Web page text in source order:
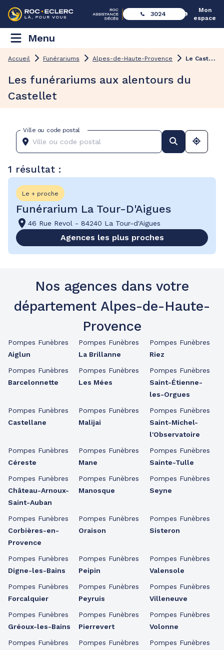
3024
Mon
espace
Menu
Accueil Funérariums Alpes-de-Haute-Provence L
e Castellet
Les funérariums aux alentours du
Castellet
Ville ou code postal
1 résultat :
Le + proche
Funérarium La Tour-D'Aigues
46 Rue Revol - 84240 La Tour-d'Aigues
Agences les plus proches
Nos agences dans votre
département Alpes-de-Haute-
Provence
Pompes Funèbres
Aiglun
Pompes Funèbres
Barcelonnette
Pompes Funèbres
Castellane
Pompes Funèbres
Céreste
Pompes Funèbres
Château-Arnoux-
Saint-Auban
Pompes Funèbres
Corbières-en-
Provence
Pompes Funèbres
Digne-les-Bains
Pompes Funèbres
Forcalquier
Pompes Funèbres
Gréoux-les-Bains
Pompes Funèbres
Pompes Funèbres
La Brillanne
Pompes Funèbres
Les Mées
Pompes Funèbres
Malijai
Pompes Funèbres
Mane
Pompes Funèbres
Manosque
Pompes Funèbres
Oraison
Pompes Funèbres
Peipin
Pompes Funèbres
Peyruis
Pompes Funèbres
Pierrevert
Pompes Funèbres
Pompes Funèbres
Riez
Pompes Funèbres
Saint-Étienne-
les-Orgues
Pompes Funèbres
Saint-Michel-
l'Observatoire
Pompes Funèbres
Sainte-Tulle
Pompes Funèbres
Seyne
Pompes Funèbres
Sisteron
Pompes Funèbres
Valensole
Pompes Funèbres
Villeneuve
Pompes Funèbres
Volonne
Pompes Funèbres